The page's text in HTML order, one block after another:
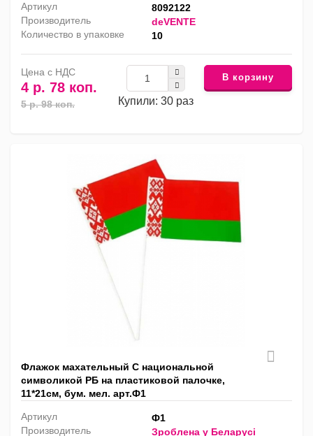
Артикул
8092122
Производитель
deVENTE
Количество в упаковке
10
Цена с НДС
4 р. 78 коп.
5 р. 98 коп. Купили: 30 раз
В корзину
Флажок махательный С национальной
символикой РБ на пластиковой палочке,
11*21см, бум. мел. арт.Ф1
Артикул
Ф1
Производитель
Зроблена у Беларусi